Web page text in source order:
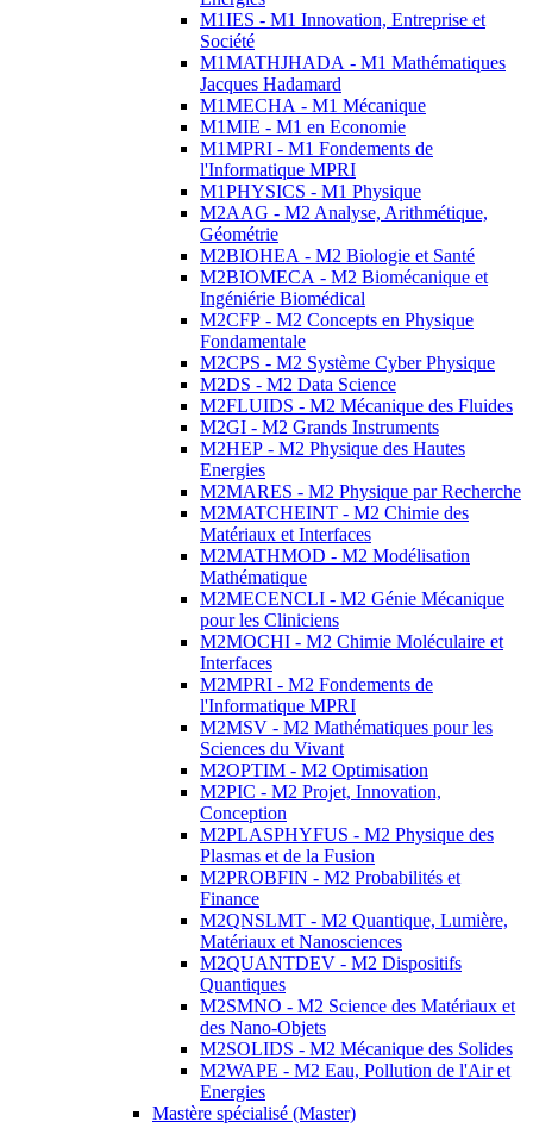
M1IES - M1 Innovation, Entreprise et
Société
M1MATHJHADA - M1 Mathématiques
Jacques Hadamard
M1MECHA - M1 Mécanique
M1MIE - M1 en Economie
M1MPRI - M1 Fondements de
l'Informatique MPRI
M1PHYSICS - M1 Physique
M2AAG - M2 Analyse, Arithmétique,
Géométrie
M2BIOHEA - M2 Biologie et Santé
M2BIOMECA - M2 Biomécanique et
Ingéniérie Biomédical
M2CFP - M2 Concepts en Physique
Fondamentale
M2CPS - M2 Système Cyber Physique
M2DS - M2 Data Science
M2FLUIDS - M2 Mécanique des Fluides
M2GI - M2 Grands Instruments
M2HEP - M2 Physique des Hautes
Energies
M2MARES - M2 Physique par Recherche
M2MATCHEINT - M2 Chimie des
Matériaux et Interfaces
M2MATHMOD - M2 Modélisation
Mathématique
M2MECENCLI - M2 Génie Mécanique
pour les Cliniciens
M2MOCHI - M2 Chimie Moléculaire et
Interfaces
M2MPRI - M2 Fondements de
l'Informatique MPRI
M2MSV - M2 Mathématiques pour les
Sciences du Vivant
M2OPTIM - M2 Optimisation
M2PIC - M2 Projet, Innovation,
Conception
M2PLASPHYFUS - M2 Physique des
Plasmas et de la Fusion
M2PROBFIN - M2 Probabilités et
Finance
M2QNSLMT - M2 Quantique, Lumière,
Matériaux et Nanosciences
M2QUANTDEV - M2 Dispositifs
Quantiques
M2SMNO - M2 Science des Matériaux et
des Nano-Objets
M2SOLIDS - M2 Mécanique des Solides
M2WAPE - M2 Eau, Pollution de l'Air et
Energies
Mastère spécialisé (Master)